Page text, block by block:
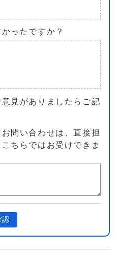
ったですか？
見がありましたらご記
問い合わせは、直接担
ちらではお受けできま
認